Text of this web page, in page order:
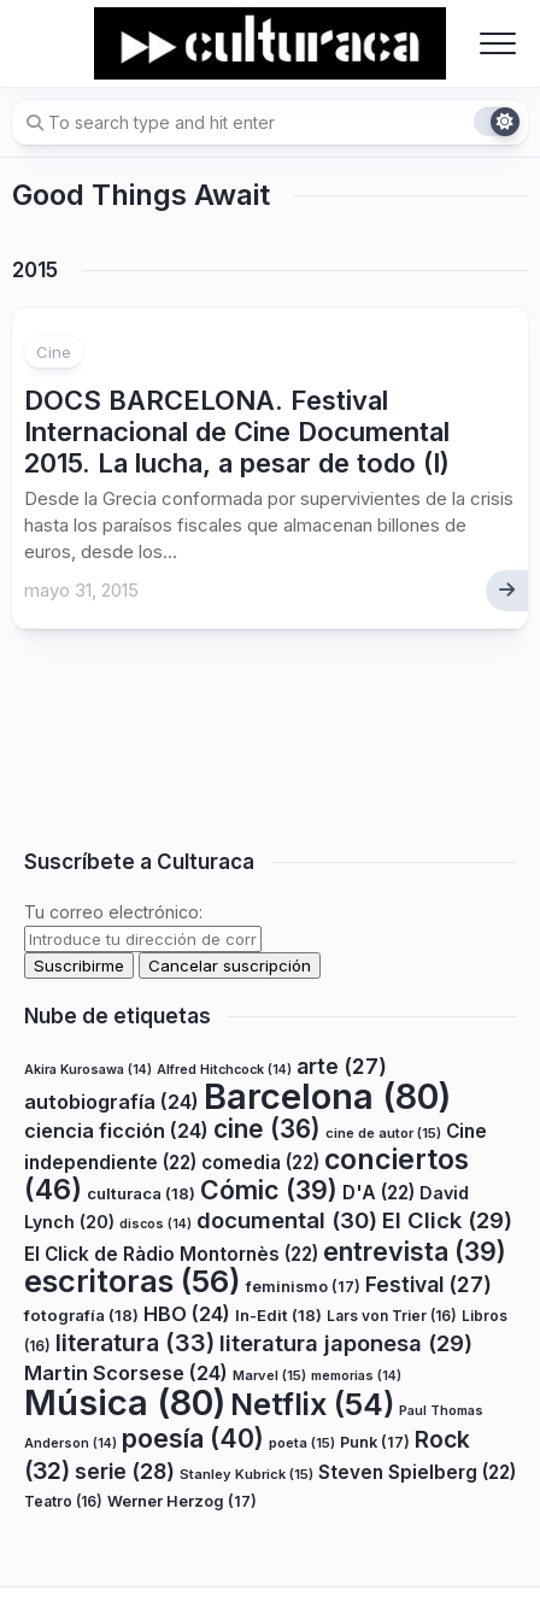
Good Things Await
2015
Cine
DOCS BARCELONA. Festival
Internacional de Cine Documental
2015. La lucha, a pesar de todo (I)
Desde la Grecia conformada por supervivientes de la crisis
hasta los paraísos fiscales que almacenan billones de
euros, desde los...
mayo 31, 2015
Suscríbete a Culturaca
Tu correo electrónico:
Nube de etiquetas
Akira Kurosawa (14) Alfred Hitchcock (14) arte (27)
autobiografía (24) Barcelona (80)
ciencia ficción (24) cine (36) cine de autor(15) Cine
independiente (22) comedia (22) conciertos
(46) culturaca (18) Cómic (39) D'A (22) David
Lynch (20) discos (14) documental (30) El Click (29)
El Click de Ràdio Montornès (22) entrevista (39)
escritoras (56) feminismo (17) Festival (27)
fotografía (18) HBO (24) In-Edit (18) Lars von Trier (16) Libros
(16) literatura (33) literatura japonesa (29)
Martin Scorsese (24) Marvel (15) memorias (14)
Música (80) Netflix (54) Paul Thomas
Anderson (14) poesía (40) poeta (15) Punk (17) Rock
(32) serie (28) Stanley Kubrick (15) Steven Spielberg (22)
Teatro (16) Werner Herzog (17)